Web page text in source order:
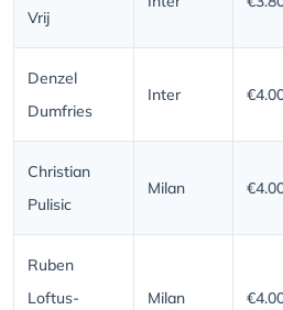
Vrij
Denzel
Dumfries
Inter
Christian
Pulisic
Milan
Ruben
Loftus-
Milan